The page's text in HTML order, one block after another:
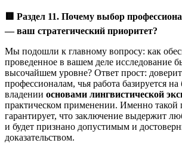
Раздел 11. Почему выбор
— ваш стратегический приоритет?
Мы подошли к главному вопросу: как
проведенное в вашем деле исследование
высочайшем уровне? Ответ прост:
профессионалам, чья работа базируется
владении основами лингвистической
практическом применении. Именно такой
гарантирует, что заключение выдержит
и будет признано допустимым и
доказательством.